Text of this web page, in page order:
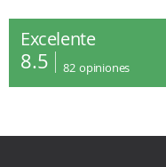
Excelente
8.5 82 opiniones